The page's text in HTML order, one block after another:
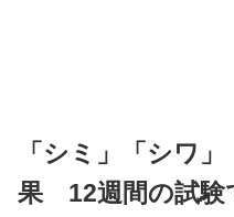
「シミ」「シワ
果 12週間の試験